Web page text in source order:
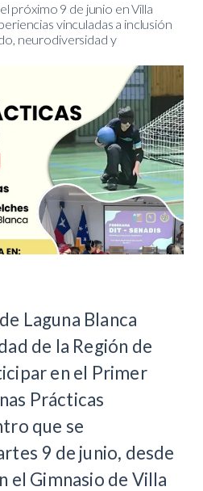
próximo 9 de junio en Villa
vinculadas a inclusión
neurodiversidad y
Laguna Blanca
de la Región de
en el Primer
Prácticas
que se
9 de junio, desde
el Gimnasio de Villa